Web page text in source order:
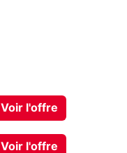
Voir l'offre
Voir l'offre